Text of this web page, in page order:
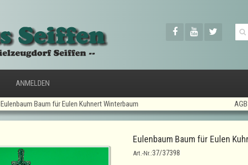
ANMELDEN
Eulenbaum Baum für Eulen Kuhnert Winterbaum AGB
Eulenbaum Baum für Eulen
Art.-Nr.:37/37398